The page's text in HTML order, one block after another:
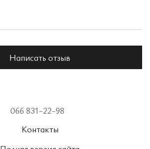
Написать отзыв
066 831-22-98
Контакты